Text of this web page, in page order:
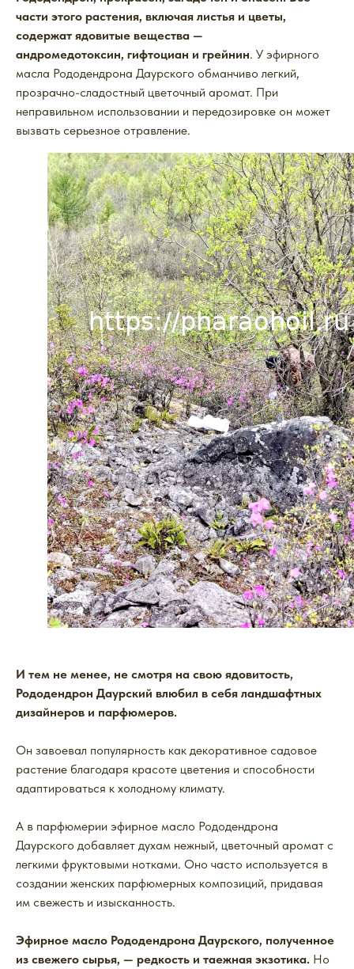
части этого растения, включая листья и цветы,
содержат ядовитые вещества —
андромедотоксин, гифтоциан и грейнин. У эфирного
масла Рододендрона Даурского обманчиво легкий,
прозрачно-сладостный цветочный аромат. При
неправильном использовании и передозировке он может
вызвать серьезное отравление.
И тем не менее, не смотря на свою ядовитость,
Рододендрон Даурский влюбил в себя ландшафтных
дизайнеров и парфюмеров.
Он завоевал популярность как декоративное садовое
растение благодаря красоте цветения и способности
адаптироваться к холодному климату.
А в парфюмерии эфирное масло Рододендрона
Даурского добавляет духам нежный, цветочный аромат с
легкими фруктовыми нотками. Оно часто используется в
создании женских парфюмерных композиций, придавая
им свежесть и изысканность.
Эфирное масло Рододендрона Даурского, полученное
из свежего сырья, — редкость и таежная экзотика. Но